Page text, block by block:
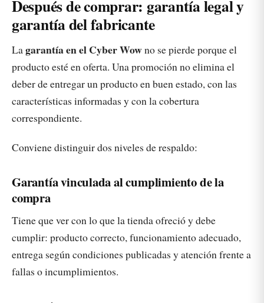
Después de comprar: garantía legal y
garantía del fabricante
Lagarantía en el Cyber Wowno se pierde porque el
producto esté en oferta. Una promoción no elimina el
deber de entregar un producto en buen estado, con las
características informadas y con la cobertura
correspondiente.
Conviene distinguir dos niveles de respaldo:
Garantía vinculada al cumplimiento de la
compra
Tiene que ver con lo que la tienda ofreció y debe
cumplir: producto correcto, funcionamiento adecuado,
entrega según condiciones publicadas y atención frente a
fallas o incumplimientos.